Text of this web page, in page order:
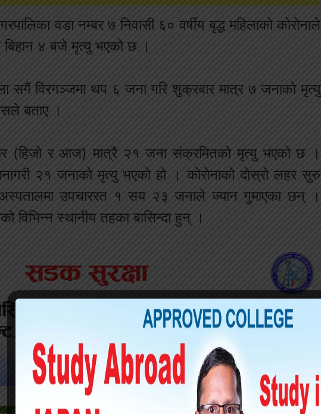
वडा नम्बर ७ निवासी ६० वर्षीय बृद्ध महिलाको कोरोनाले
बिहान ४ बजे मृत्यु भएको छ ।
सगैं विरगञ्जमा थप ६ जना गरि शुक्रबार मात्र ७ जनाको मृत्यु
बताए ।
(हिजो र आज) मात्रै २१ जना संक्रमितको मृत्यु भएको छ ।
२१ जनाको मृत्यु भएको हो । कोरोनाको दोस्रो लहर सुरु
अस्पतालमा उपचाररत १ सय २३ जनाले ज्यान गुमाएका छन् ।
विभिन्न स्थानीय तहका बासिन्दा हुन् ।